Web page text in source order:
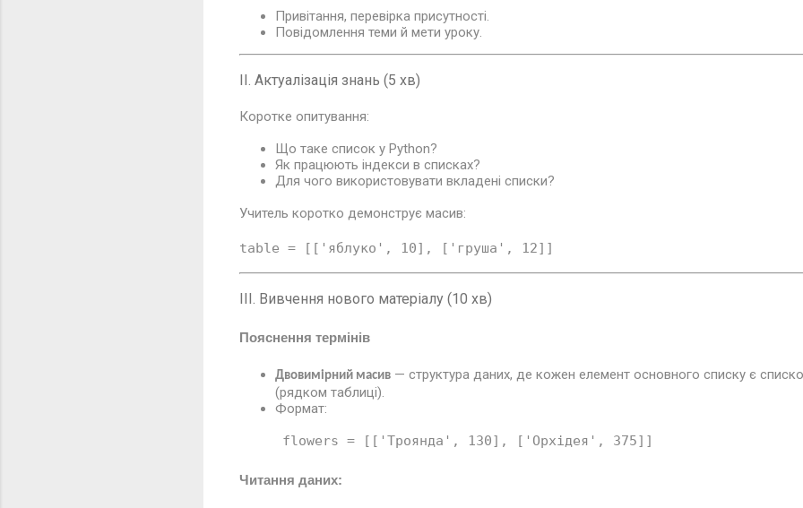
Привітання, перевірка присутності.
Повідомлення теми й мети уроку.
II. Актуалізація знань (5 хв)
Коротке опитування:
Що таке список у Python?
Як працюють індекси в списках?
Для чого використовувати вкладені списки?
Учитель коротко демонструє масив:
table = [[ 'яблуко' , 10], [ 'груша' , 12]]
III. Вивчення нового матеріалу (10 хв)
Пояснення термінів
Двовимірний масив — структура даних, де кожен елемент основного списку є
(рядком таблиці).
Формат:
flowers = [[ 'Троянда' , 130], [ 'Орхідея' , 375]]
Читання даних: